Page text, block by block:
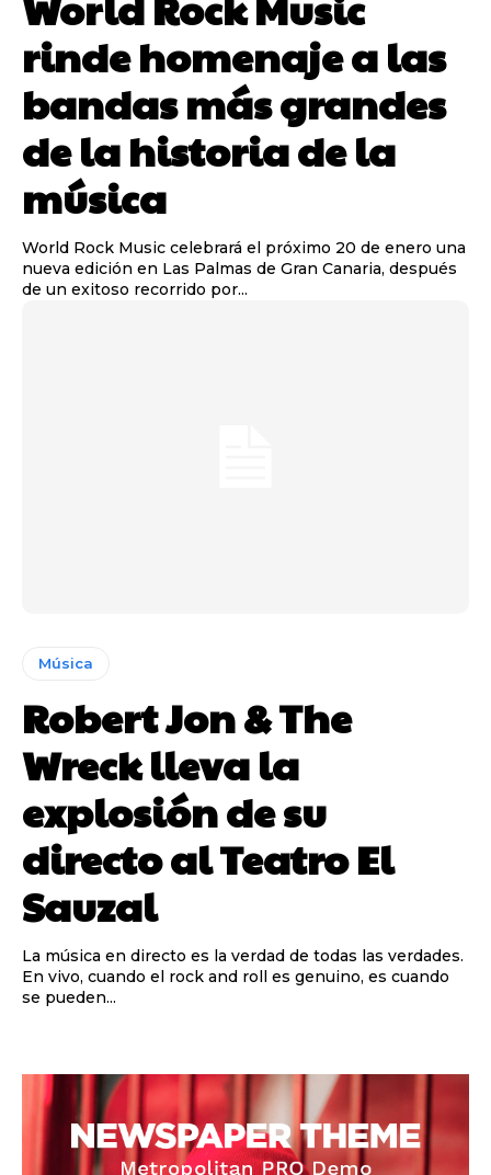
rinde homenaje a las
bandas más grandes
de la historia de la
música
World Rock Music celebrará el próximo 20 de enero una
nueva edición en Las Palmas de Gran Canaria, después
de un exitoso recorrido por...
Música
Robert Jon & The
Wreck lleva la
explosión de su
directo al Teatro El
Sauzal
La música en directo es la verdad de todas las verdades.
En vivo, cuando el rock and roll es genuino, es cuando
se pueden...